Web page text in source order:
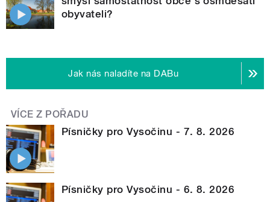
obyvateli?
Jak nás naladíte na DABu
VÍCE Z POŘADU
Písničky pro Vysočinu - 7. 8. 2026
Písničky pro Vysočinu - 6. 8. 2026